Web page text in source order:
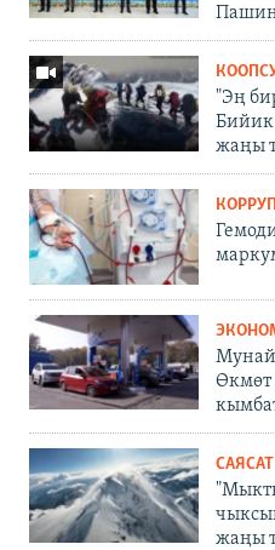
"Эң
Бийик
жаңы
Мунай
Өкмөт
САЯСАТ
жаңы